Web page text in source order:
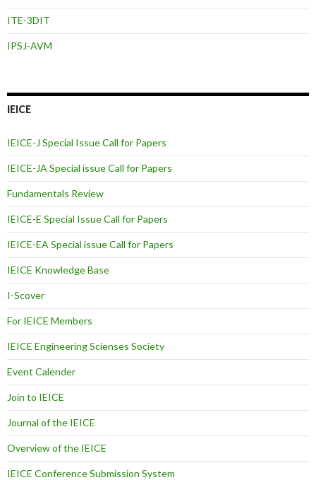
ITE-3DIT
IPSJ-AVM
IEICE
IEICE-J Special Issue Call for Papers
IEICE-JA Special issue Call for Papers
Fundamentals Review
IEICE-E Special Issue Call for Papers
IEICE-EA Special issue Call for Papers
IEICE Knowledge Base
I-Scover
For IEICE Members
IEICE Engineering Scienses Society
Event Calender
Join to IEICE
Journal of the IEICE
Overview of the IEICE
IEICE Conference Submission System